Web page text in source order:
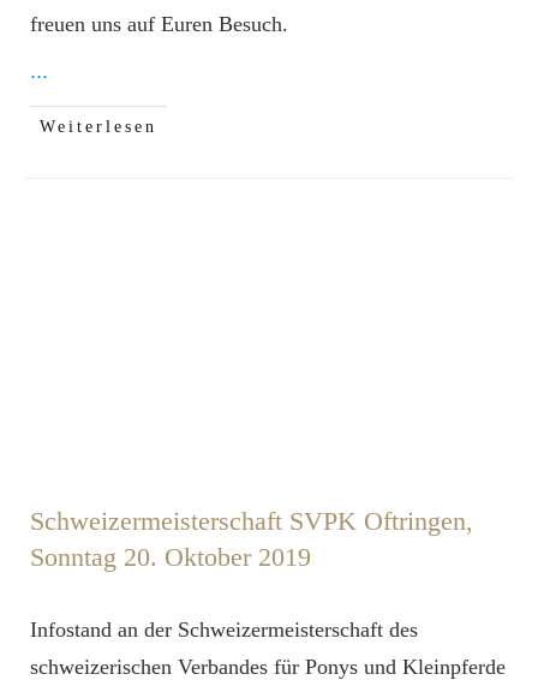
freuen uns auf Euren Besuch.
...
Weiterlesen
Schweizermeisterschaft SVPK Oftringen,
Sonntag 20. Oktober 2019
Infostand an der Schweizermeisterschaft des
schweizerischen Verbandes für Ponys und Kleinpferde